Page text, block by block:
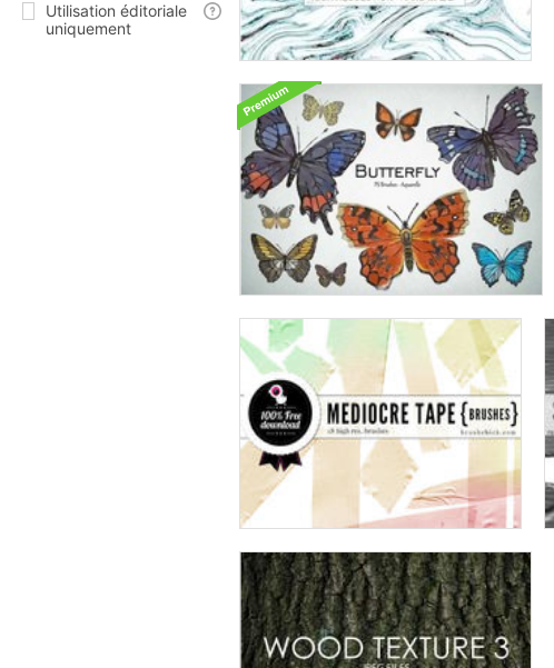
Utilisation éditoriale
uniquement